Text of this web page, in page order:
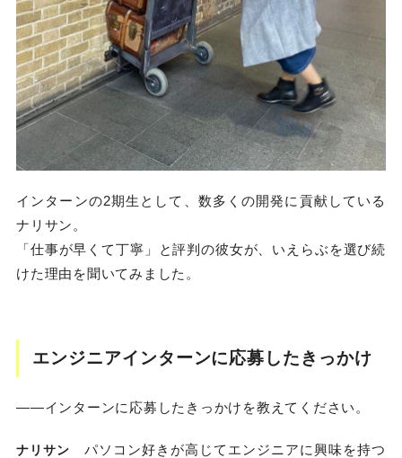
インターンの2期生として、数多くの開発に貢献している
ナリサン。
「仕事が早くて丁寧」と評判の彼女が、いえらぶを選び続
けた理由を聞いてみました。
エンジニアインターンに応募したきっかけ
――インターンに応募したきっかけを教えてください。
ナリサン パソコン好きが高じてエンジニアに興味を持つ